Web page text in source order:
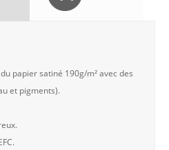
papier satiné 190g/m² avec des
et pigments).